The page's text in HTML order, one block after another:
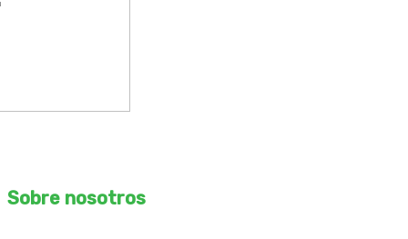
Sobre nosotros